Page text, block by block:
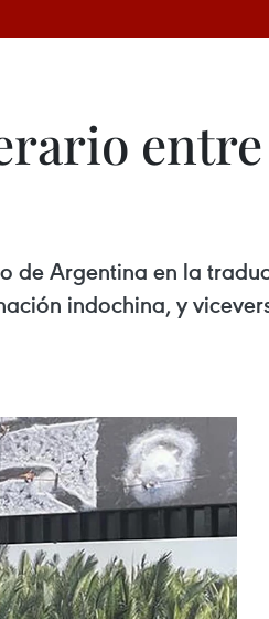
Argentina en la
indochina, y